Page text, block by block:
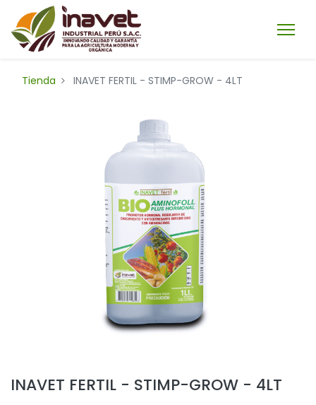
Tienda INAVET FERTIL - STIMP-GROW - 4LT
INAVET FERTIL - STIMP-GROW - 4LT